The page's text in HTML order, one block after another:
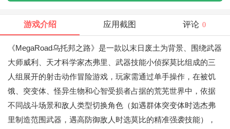
游戏介绍 应用截图 评论 0
《MegaRoad乌托邦之路》是一款以末日废土为背景、围绕武器
大师威利、天才科学家杰弗里、武器技能小侦探莫比组成的三
人组展开的射击动作冒险游戏，玩家需通过单手操作，在被饥
饿、突变体、怪异生物和心智受损者占据的荒芜世界中，依据
不同战斗场景和敌人类型切换角色（如遇群体突变体时选杰弗
里制造范围武器，遇高防御敌人时选莫比的精准强袭技能），